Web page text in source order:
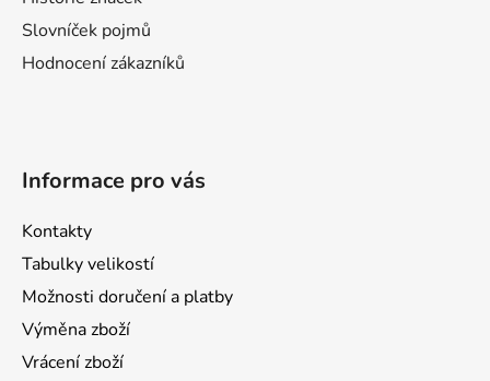
Slovníček pojmů
Hodnocení zákazníků
Informace pro vás
Kontakty
Tabulky velikostí
Možnosti doručení a platby
Výměna zboží
Vrácení zboží